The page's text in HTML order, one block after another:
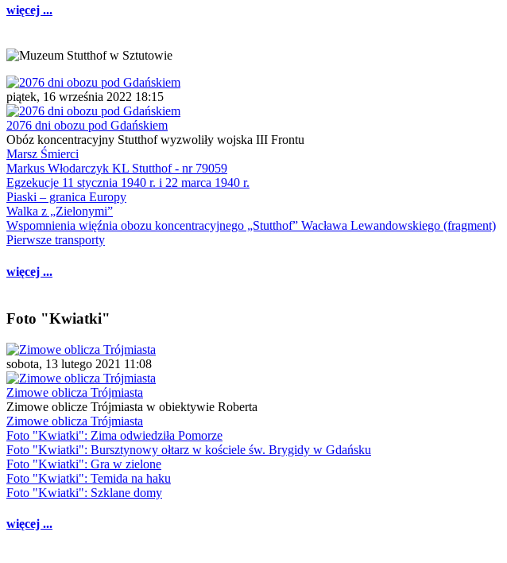
więcej ...
piątek, 16 września 2022 18:15
2076 dni obozu pod Gdańskiem
Obóz koncentracyjny Stutthof wyzwoliły wojska III Frontu
Marsz Śmierci
Markus Włodarczyk KL Stutthof - nr 79059
Egzekucje 11 stycznia 1940 r. i 22 marca 1940 r.
Piaski – granica Europy
Walka z „Zielonymi”
Wspomnienia więźnia obozu koncentracyjnego „Stutthof” Wacława Lewandowskiego (fragment)
Pierwsze transporty
więcej ...
Foto "Kwiatki"
sobota, 13 lutego 2021 11:08
Zimowe oblicza Trójmiasta
Zimowe oblicze Trójmiasta w obiektywie Roberta
Zimowe oblicza Trójmiasta
Foto "Kwiatki": Zima odwiedziła Pomorze
Foto "Kwiatki": Bursztynowy ołtarz w kościele św. Brygidy w Gdańsku
Foto "Kwiatki": Gra w zielone
Foto "Kwiatki": Temida na haku
Foto "Kwiatki": Szklane domy
więcej ...